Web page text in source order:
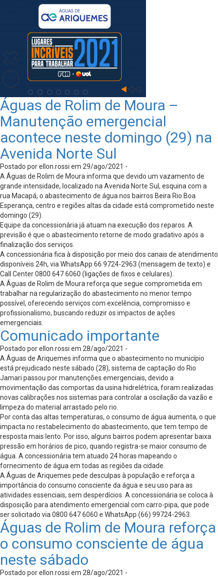
Águas de Rolim de Moura –
Manutenção emergencial
acontece neste domingo (29) na
Avenida Norte Sul
Postado por ellon.rossi em 29/ago/2021 -
A Águas de Rolim de Moura informa que devido um vazamento de
grande intensidade, localizado na Avenida Norte Sul, esquina com a
rua Macapá, o abastecimento de água nos bairros Beira Rio Boa
Esperança, centro e regiões altas da cidade está comprometido neste
domingo (29).
Equipe da concessionária já atuam na execução dos reparos. A
previsão é que o abastecimento retorne de modo gradativo após a
finalização dos serviços.
A concessionária fica à disposição por meio dos canais de atendimento
disponíveis 24h, via WhatsApp 66 9724-2963 (mensagem de texto) e
Call Center 0800 647 6060 (ligações de fixos e celulares).
A Águas de Rolim de Moura reforça que segue comprometida em
trabalhar na regularização do abastecimento no menor tempo
possível, oferecendo serviços com excelência, compromisso e
profissionalismo, buscando reduzir os impactos de ações
emergenciais.
Comunicado importante
Postado por ellon.rossi em 28/ago/2021 -
A Águas de Ariquemes informa que o abastecimento no município
está prejudicado neste sábado (28), sistema de captação do Rio
Jamari passou por manutenções emergenciais, devido a
movimentação das comportas da usina hidrelétrica, foram realizadas
novas calibrações nos sistemas para controlar a oscilação da vazão e
limpeza do material arrastado pelo rio.
Por conta das altas temperaturas, o consumo de água aumenta, o que
impacta no restabelecimento do abastecimento, que tem tempo de
resposta mais lento. Por isso, alguns bairros podem apresentar baixa
pressão em horários de pico, quando registra-se maior consumo de
água. A concessionária tem atuado 24 horas mapeando o
fornecimento de água em todas as regiões da cidade.
A Águas de Ariquemes pede desculpas à população e reforça a
importância do consumo consciente da água e seu uso para as
atividades essenciais, sem desperdícios. A concessionária se coloca à
disposição para atendimento emergencial com carro-pipa, que pode
ser solicitado via 0800 647 6060 e WhatsApp (66) 99724-2963.
Águas de Rolim de Moura reforça
o consumo consciente de água
neste sábado
Postado por ellon.rossi em 28/ago/2021 -